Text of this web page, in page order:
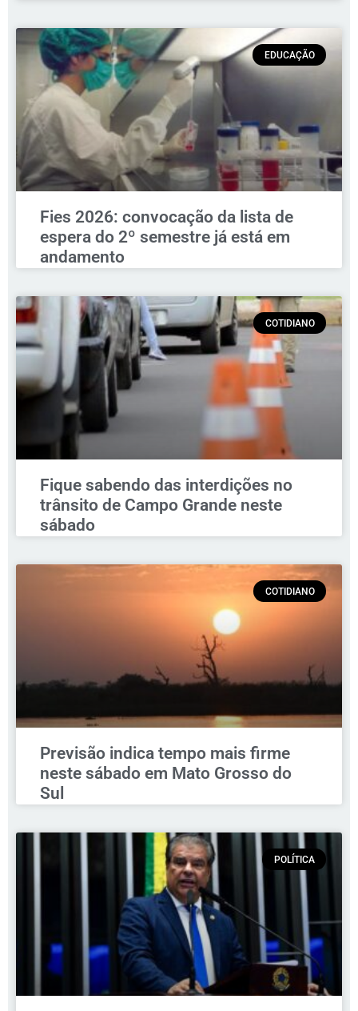
EDUCAÇÃO
Fies 2026: convocação da lista de
espera do 2º semestre já está em
andamento
COTIDIANO
Fique sabendo das interdições no
trânsito de Campo Grande neste
sábado
COTIDIANO
Previsão indica tempo mais firme
neste sábado em Mato Grosso do
Sul
POLÍTICA